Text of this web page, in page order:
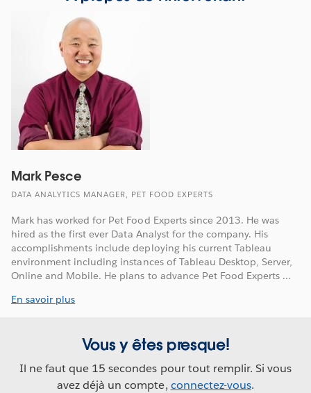
Mark Pesce
DATA ANALYTICS MANAGER, PET FOOD EXPERTS
Mark has worked for Pet Food Experts since 2013. He was
hired as the first ever Data Analyst for the company. His
accomplishments include deploying his current Tableau
environment including instances of Tableau Desktop, Server,
Online and Mobile. He plans to advance Pet Food Experts ...
En savoir plus
Vous y êtes presque!
Il ne faut que 15 secondes pour tout remplir. Si vous
avez déjà un compte, connectez-vous.